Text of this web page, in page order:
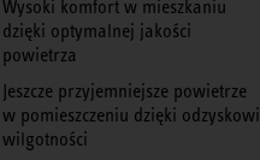
Wysoki komfort w mieszkaniu
dzięki optymalnej jakości
powietrza
Jeszcze przyjemniejsze powietrze
w pomieszczeniu dzięki odzyskowi
wilgotności